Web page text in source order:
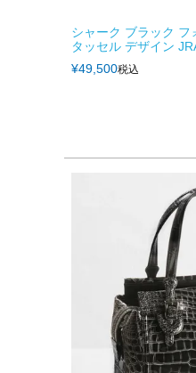
シャーク ブラック フ
タッセル デザイン
¥49,500税込